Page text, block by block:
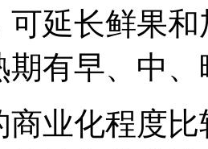
可延长鲜果
期有早、中
商业化程度